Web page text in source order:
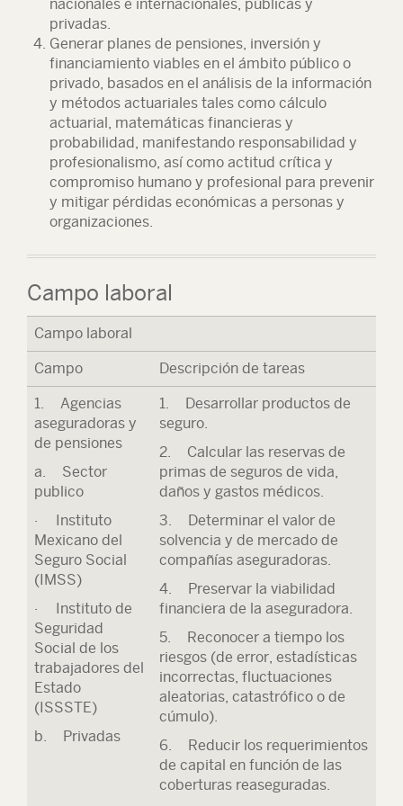
nacionales e internacionales, públicas y
privadas.
Generar planes de pensiones, inversión y
financiamiento viables en el ámbito público o
privado, basados en el análisis de la información
y métodos actuariales tales como cálculo
actuarial, matemáticas financieras y
probabilidad, manifestando responsabilidad y
profesionalismo, así como actitud crítica y
compromiso humano y profesional para prevenir
y mitigar pérdidas económicas a personas y
organizaciones.
Campo laboral
Campo laboral
Campo Descripción de tareas
1. Agencias
aseguradoras y
de pensiones
a. Sector
publico
· Instituto
Mexicano del
Seguro Social
(IMSS)
· Instituto de
Seguridad
Social de los
trabajadores del
Estado
(ISSSTE)
b. Privadas
1. Desarrollar productos de
seguro.
2. Calcular las reservas de
primas de seguros de vida,
daños y gastos médicos.
3. Determinar el valor de
solvencia y de mercado de
compañías aseguradoras.
4. Preservar la viabilidad
financiera de la aseguradora.
5. Reconocer a tiempo los
riesgos (de error, estadísticas
incorrectas, fluctuaciones
aleatorias, catastrófico o de
cúmulo).
6. Reducir los requerimientos
de capital en función de las
coberturas reaseguradas.